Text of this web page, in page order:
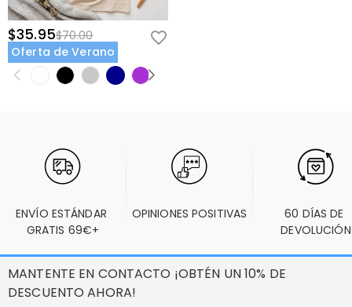
$35.95$70.00
Oferta de Verano
ENVÍO ESTÁNDAR
GRATIS 69€+
OPINIONES POSITIVAS
60 DÍAS DE
DEVOLUCIÓN
MANTENTE EN CONTACTO ¡OBTÉN UN 10% DE
DESCUENTO AHORA!